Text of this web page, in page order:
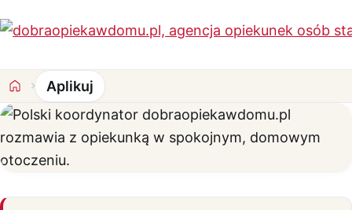
Aplikuj
Aplikuj na ofertę #93228